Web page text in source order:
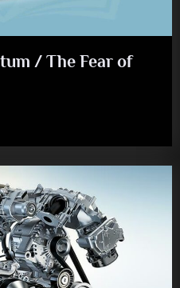
/ The Fear of